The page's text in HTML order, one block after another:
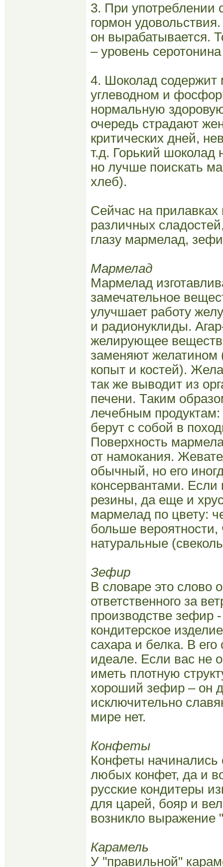
3. При употреблении
гормон
он вырабатывается.
– уровень
4. Шоколад содержит
углеводном и
нормальную
очередь страдают
критических дней,
т.д. Горький шоколад
но лучше поискать
хлеб).
Сейчас на
различных
глазу мармелад,
Мармелад
Мармелад
замечательное
улучшает работу
и радионуклиды.
желирующее
заменяют желатином
копыт и костей).
так же выводит из
печени. Таким
лечебным
берут с собой в
Поверхность
от намокания.
обычный, но его
консервантами.
резины, да еще и
мармелад по цвету:
больше вероятности,
натуральные
Зефир
В словаре это слово
ответственного за
производстве зефир
кондитерское
сахара и белка. В его
идеале. Если вас не
иметь плотную
хороший зефир – он
исключительно
мире нет.
Конфеты
Конфеты начинались
любых конфет, да и
русские кондитеры
для царей, бояр и
возникло выражение
Карамель
У "правильной"